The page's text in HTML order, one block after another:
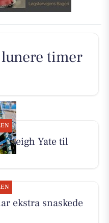
timer
Yate til
ekstra snaskede